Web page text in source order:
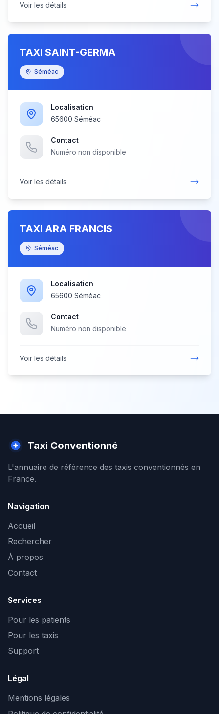
Voir les détails
TAXI SAINT-GERMA
Séméac
Localisation
65600 Séméac
Contact
Numéro non disponible
Voir les détails
TAXI ARA FRANCIS
Séméac
Localisation
65600 Séméac
Contact
Numéro non disponible
Voir les détails
Taxi Conventionné
L'annuaire de référence des taxis conventionnés en
France.
Navigation
Accueil
Rechercher
À propos
Contact
Services
Pour les patients
Pour les taxis
Support
Légal
Mentions légales